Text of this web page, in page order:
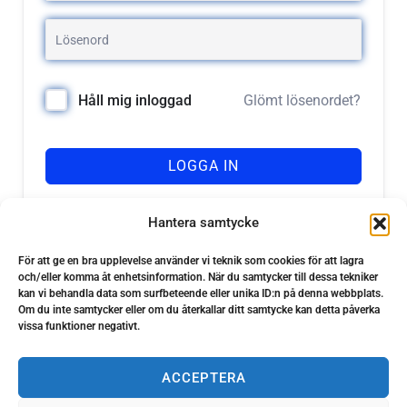
Hantera samtycke
För att ge en bra upplevelse använder vi teknik som cookies för att lagra
och/eller komma åt enhetsinformation. När du samtycker till dessa tekniker
kan vi behandla data som surfbeteende eller unika ID:n på denna webbplats.
Om du inte samtycker eller om du återkallar ditt samtycke kan detta påverka
vissa funktioner negativt.
ACCEPTERA
Håll mig inloggad Glömt lösenordet?
LOGGA IN
Har du inget konto? Registrera dig